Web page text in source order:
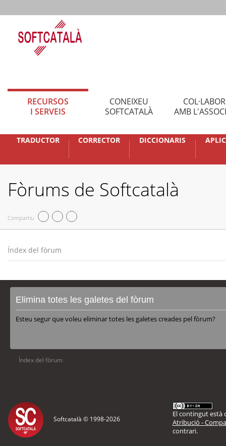
RECURSOS
I SERVEIS
CONEIXEU
SOFTCATALÀ
AMB
TRADUCTOR CORRECTOR DICCIONARIS
Fòrums de Softcatalà
Compartiu
Índex del fòrum
Elimina totes les galetes del fòrum
Esteu segur que voleu eliminar totes les galetes creades pel fòrum?
Índex del fòrum
Softcatalà © 1998-2026
El contingut està
Atribució -
contrari.